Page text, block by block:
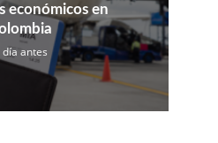
económicos en
día antes